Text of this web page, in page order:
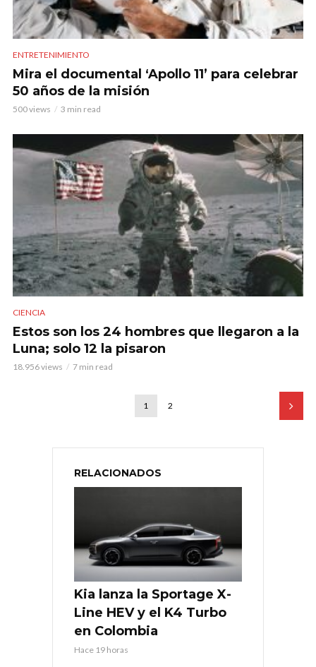
ENTRETENIMIENTO
Mira el documental ‘Apollo 11’ para celebrar
50 años de la misión
500 views 3 min read
CIENCIA
Estos son los 24 hombres que llegaron a la
Luna; solo 12 la pisaron
18.956 views 7 min read
1 2
RELACIONADOS
Kia lanza la Sportage X-
Line HEV y el K4 Turbo
en Colombia
Hace 19 horas